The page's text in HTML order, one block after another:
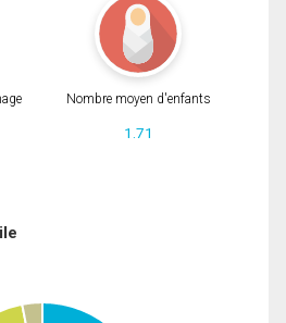
Nombre moyen d'enfants
1.71